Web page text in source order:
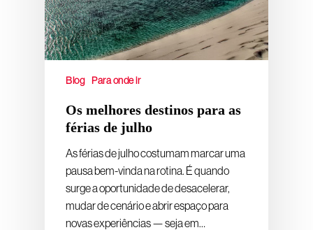
Blog Para onde ir
Os melhores destinos para as
férias de julho
As férias de julho costumam marcar uma
pausa bem-vinda na rotina. É quando
surge a oportunidade de desacelerar,
mudar de cenário e abrir espaço para
novas experiências — seja em…